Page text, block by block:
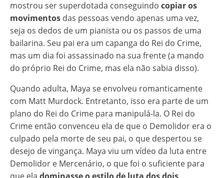
mostrou ser superdotada conseguindo copiar os
movimentos das pessoas vendo apenas uma vez,
seja os dedos de um pianista ou os passos de uma
bailarina. Seu pai era um capanga do Rei do Crime,
mas um dia foi assassinado na sua frente (a mando
do próprio Rei do Crime, mas ela não sabia disso).
Quando adulta, Maya se envolveu romanticamente
com Matt Murdock. Entretanto, isso era parte de um
plano do Rei do Crime para manipulá-la. O Rei do
Crime então convenceu ela de que o Demolidor era o
culpado pela morte de seu pai, o que despertou se
desejo de vingança. Maya viu um vídeo da luta entre
Demolidor e Mercenário, o que foi o suficiente para